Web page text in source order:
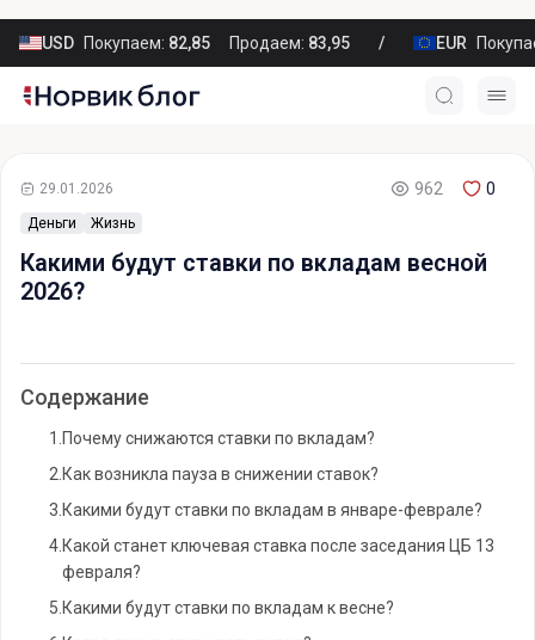
USD Покупаем: 82,85 Продаем: 83,95 EUR
Деньги Жизнь
29.01.2026 962 0
Какими будут ставки по вкладам весной
2026?
Содержание
1. Почему снижаются ставки по вкладам?
2. Как возникла пауза в снижении ставок?
3. Какими будут ставки по вкладам в январе-феврале?
4. Какой станет ключевая ставка после заседания ЦБ 13
февраля?
5. Какими будут ставки по вкладам к весне?